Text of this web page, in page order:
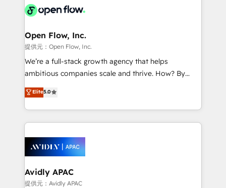
things are happening.
integrated buyers journey. Elixir is located in
and Stockholm Elixir is a first mover and leader
when it comes to HubSpot sales and service
implementations, highly renowned for our business
acumen, process (re-)design experience and a
integrate HubSpot with complex solutions like SAP,
MicroSoft, custom solutions,... Our company also has
execution, CPQ, customer portals and HubSpot CMS
Open Flow, Inc.
提供元：Open Flow, Inc.
We’re a full-stack growth agency that helps
ambitious companies scale and thrive. How? By
upgrading and streamlining every single revenue-
generating aspect of your business. We’re proud
HubSpot Elite Solutions Partners and devout CRM
nerds who can harness HubSpot’s custom digital
experience. Working hand-in-hand with your team,
we’ll assemble a RevOps machine that drives more
traffic, generates better leads and crushes your
revenue goals. We've worked with thousands of
Elite5.0
Avidly APAC
提供元：Avidly APAC